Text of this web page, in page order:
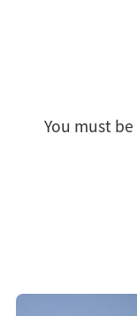
You must be